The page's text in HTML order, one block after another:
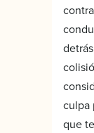
culpa
que